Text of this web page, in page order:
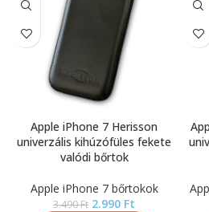
Apple iPhone 7 Herisson
univerzális kihúzófüles fekete
valódi bőrtok
Apple iPhone 7 bőrtokok
3.490Ft 2.990 Ft